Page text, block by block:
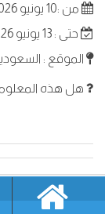
من :10 يونيو 2026
حتى : 13 يونيو 2026
الموقع :
هل هذه